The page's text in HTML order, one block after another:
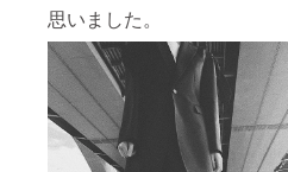
思いました。